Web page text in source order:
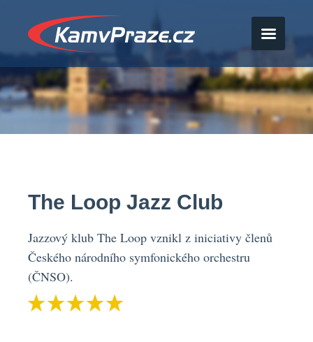
The Loop Jazz Club
Jazzový klub The Loop vznikl z iniciativy členů
Českého národního symfonického orchestru
(ČNSO).